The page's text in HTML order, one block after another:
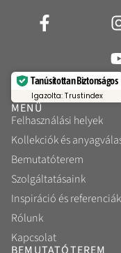
Tanúsítottan Biztonságos
Igazolta: Trustindex
MENÜ
Felhasználási helyek
Kollekciók és
Bemutatóterem
Szolgáltatásaink
Inspiráció és referenciák
Rólunk
Kapcsolat
BEMUTATÓTEREM